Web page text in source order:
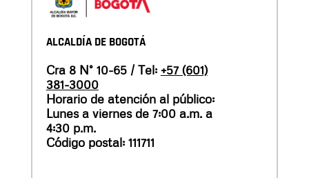
ALCALDÍA DE BOGOTÁ
Cra 8 N° 10-65 / Tel: +57 (601)
381-3000
Horario de atención al público:
Lunes a viernes de 7:00 a.m. a
4:30 p.m.
Código postal: 111711